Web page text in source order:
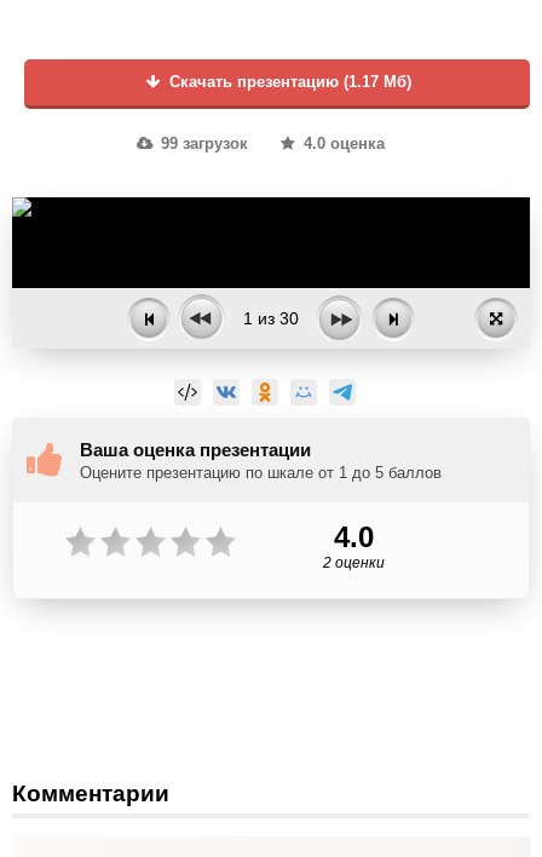
Скачать презентацию (1.17 Мб)
99 загрузок 4.0 оценка
1 из 30
Ваша оценка презентации
Оцените презентацию по шкале от 1 до 5 баллов
4.0
2 оценки
Комментарии